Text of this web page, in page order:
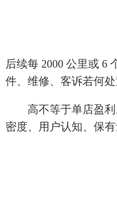
后续每 2000 公里或 6
件、维修、客诉若何
高不等于单店盈利。
密度、用户认知、保